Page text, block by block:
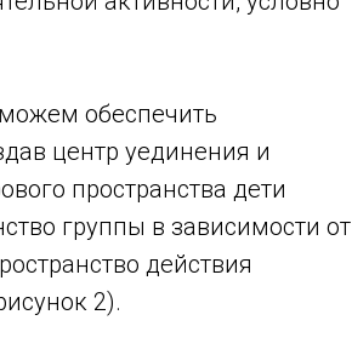
обеспечить
центр уединения и
пространства дети
группы в зависимости от
действия
2).